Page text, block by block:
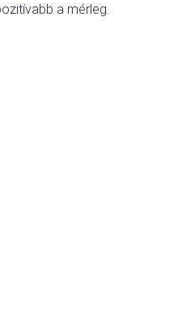
a mérleg.